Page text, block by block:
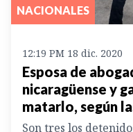
NACIONALES
12:19 PM 18 dic. 2020
Esposa de
nicaragüense y
matarlo, según
Son tres los